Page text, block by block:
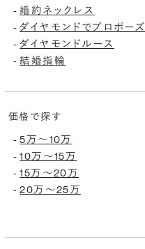
-婚約ネックレス
-ダイヤモンドでプロポーズ
-ダイヤモンドルース
-結婚指輪
価格で探す
-5万〜10万
-10万〜15万
-15万〜20万
-20万〜25万